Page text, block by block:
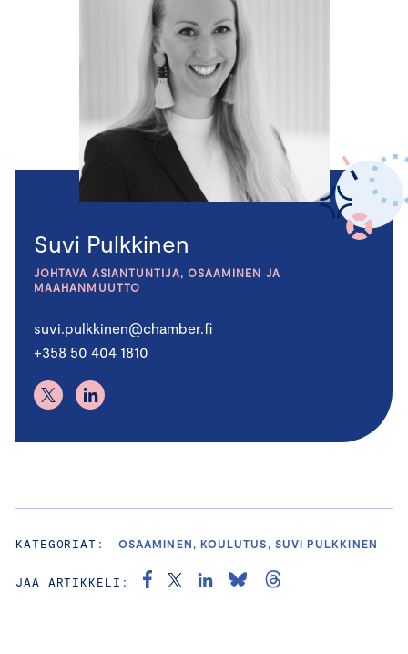
Suvi Pulkkinen
JOHTAVA ASIANTUNTIJA, OSAAMINEN JA
MAAHANMUUTTO
suvi.pulkkinen@chamber.fi
+358 50 404 1810
KATEGORIAT: OSAAMINEN, KOULUTUS, SUVI PULKKINEN
JAA ARTIKKELI: